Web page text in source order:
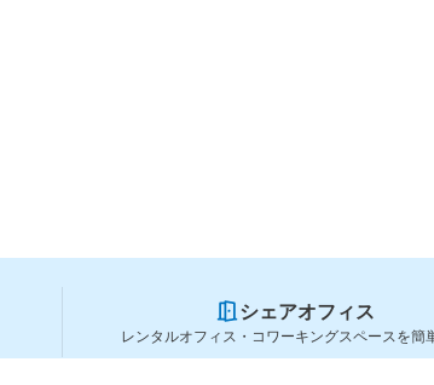
シェアオフィス
レンタルオフィス・コワーキングスペースを簡